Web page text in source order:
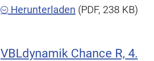
Herunterladen (PDF, 238 KB)
VBLdynamik Chance R, 4.